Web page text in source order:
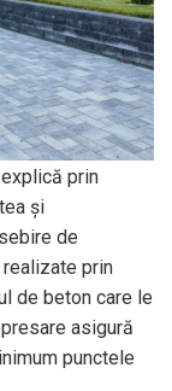
prin
și
de
prin
de beton care le
asigură
punctele